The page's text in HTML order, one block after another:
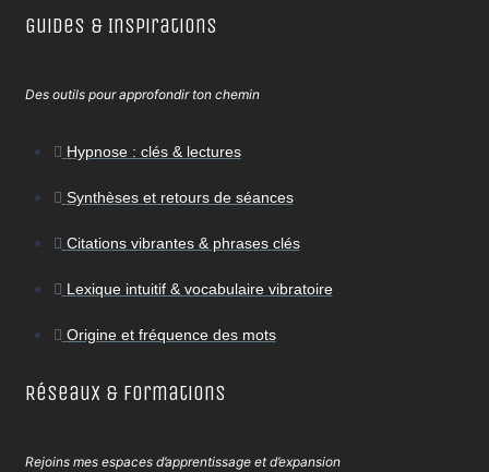
Guides & Inspirations
Des outils pour approfondir ton chemin
Hypnose : clés & lectures
Synthèses et retours de séances
Citations vibrantes & phrases clés
Lexique intuitif & vocabulaire vibratoire
Origine et fréquence des mots
Réseaux & Formations
Rejoins mes espaces d’apprentissage et d’expansion